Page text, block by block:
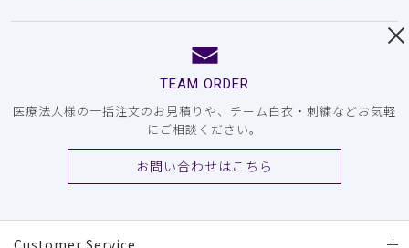
TEAM ORDER
医療法人様の一括注文のお見積りや、チーム白衣・刺繍などお気軽
にご相談ください。
お問い合わせはこちら
Customer Service